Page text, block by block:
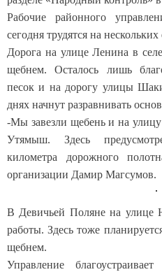
Рабочие районного
сегодня трудятся на нескольких
Дорога на улице Ленина в
щебнем. Осталось лишь
песок и на дорогу улицы
днях начнут разравнивать
-Мы завезли щебень и на
Утямыш. Здесь
километра дорожного
организации Дамир Магсумов.
В Девичьей Поляне на улице
работы. Здесь тоже
щебнем.
Управление